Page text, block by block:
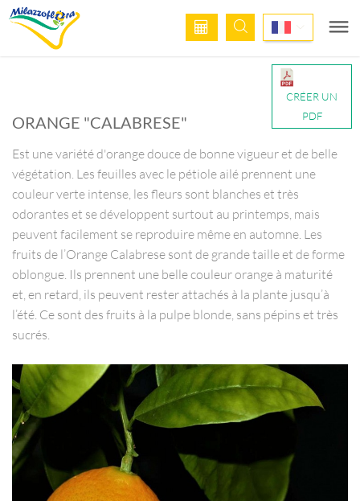
ORANGE "CALABRESE"
CRÉER UN
PDF
Est une variété d'orange douce de bonne vigueur et de belle
végétation. Les feuilles avec le pétiole ailé prennent une
couleur verte intense, les fleurs sont blanches et très
odorantes et se développent surtout au printemps, mais
peuvent facilement se reproduire même en automne. Les
fruits de l’Orange Calabrese sont de grande taille et de forme
oblongue. Ils prennent une belle couleur orange à maturité
et, en retard, ils peuvent rester attachés à la plante jusqu’à
l’été. Ce sont des fruits à la pulpe blonde, sans pépins et très
sucrés.